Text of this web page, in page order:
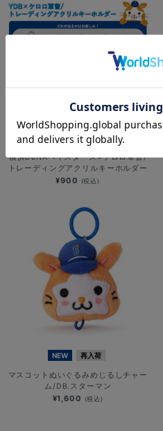
NEW
横浜DeNAベイスターズ×ケロロ軍曹/
トレーディングアクリルキーホルダー
¥900 (税込)
NEW 再入荷
マスコットぬいぐるみめじるしチャー
ム/DB.スターマン
¥1,600 (税込)